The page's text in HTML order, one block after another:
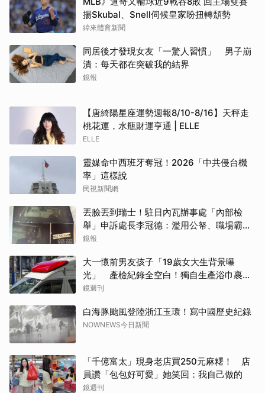
揚Skubal、Snell伺候皇家盼扭轉頹勢
緯來體育新聞
同居後才發現女友「一驚人習慣」 男子崩
潰：每天都在突破我的結界
鏡報
【唐綺陽星座運勢週報8/10-8/16】天秤走
桃花運，水瓶財運亨通 | ELLE
ELLE
靈媒命中西班牙奪冠！2026「中共侵台機
率」這樣說
民視新聞網
丟臉丟到瑞士！駐日內瓦辦事處「內部檢
舉」申訴處長李冠德：濫用公帑、職場霸
凌、超速仔拒繳罰單 外交部要查了
鏡報
大一懷前男友孩子「19歲女大生背景曝
光」 產檢紀錄全空白！獨自生產浴巾裹嬰
屍藏家5天
鏡週刊
白海豚颱風登陸浙江玉環！寫中國歷史紀錄
NOWNEWS今日新聞
「千億富太」現身老店買250元麻糬！ 店
員讚「包包好可愛」她笑回：我自己做的
鏡週刊